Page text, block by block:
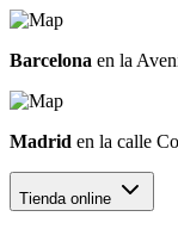
Barcelona en la
Madrid en la calle
Tienda online